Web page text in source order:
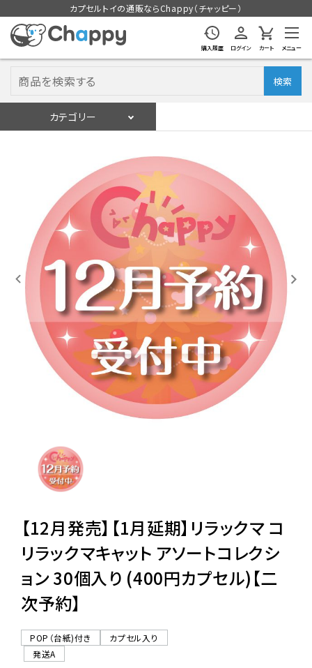
カプセルトイの通販ならChappy（チャッピー）
購入履歴 ログイン カート メニュー
検索
カテゴリー
入荷スケジュールをチェック
カプセルトイマシン本体
カプセルトイ
販促用空カプセル
レンタル
景品・玩具・文具
販促用カプセルトイ
ご利用ガイド
06-6282-7659
【12月発売】【1月延期】リラックマ コ
リラックマキャット アソートコレクシ
ョン 30個入り (400円カプセル)【二
次予約】
POP（台紙)付き
カプセル入り
発送A